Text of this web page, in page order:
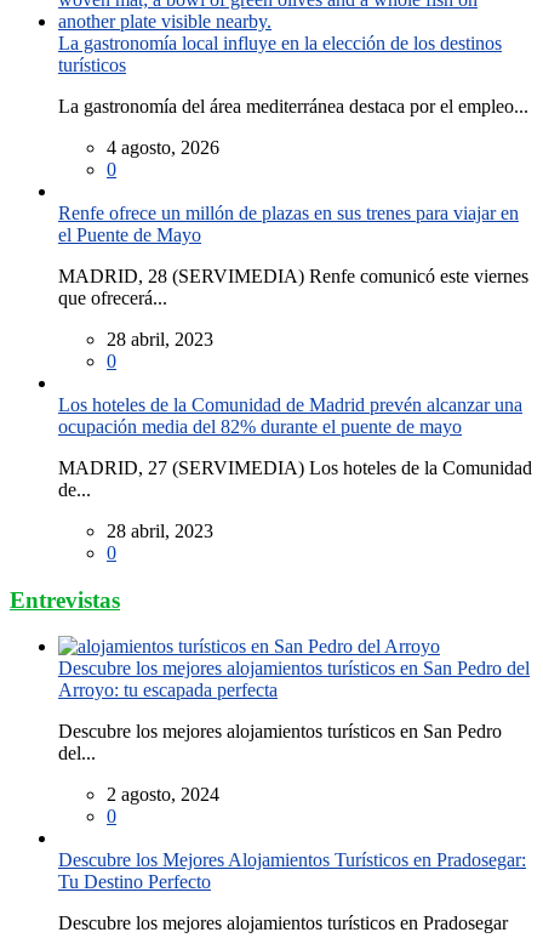
La gastronomía local influye en la elección de los destinos
turísticos
La gastronomía del área mediterránea destaca por el empleo...
4 agosto, 2026
0
Renfe ofrece un millón de plazas en sus trenes para viajar en
el Puente de Mayo
MADRID, 28 (SERVIMEDIA) Renfe comunicó este viernes
que ofrecerá...
28 abril, 2023
0
Los hoteles de la Comunidad de Madrid prevén alcanzar una
ocupación media del 82% durante el puente de mayo
MADRID, 27 (SERVIMEDIA) Los hoteles de la Comunidad
de...
28 abril, 2023
0
Entrevistas
Descubre los mejores alojamientos turísticos en San Pedro del
Arroyo: tu escapada perfecta
Descubre los mejores alojamientos turísticos en San Pedro
del...
2 agosto, 2024
0
Descubre los Mejores Alojamientos Turísticos en Pradosegar:
Tu Destino Perfecto
Descubre los mejores alojamientos turísticos en Pradosegar